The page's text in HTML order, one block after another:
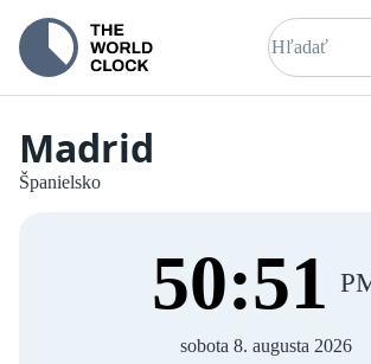
Madrid
Španielsko
50:51
sobota 8. augusta 2026